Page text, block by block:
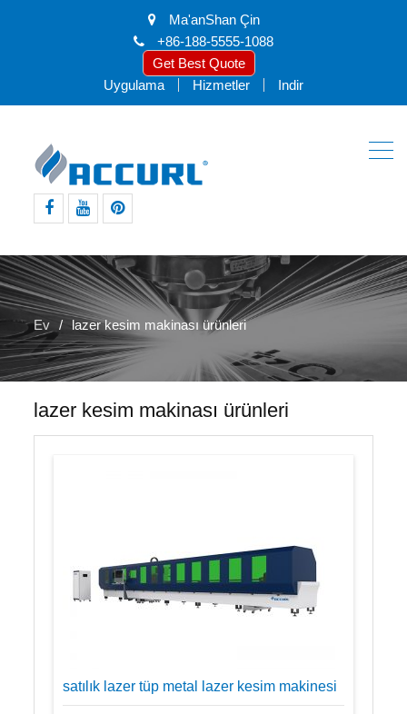
Ma'anShan Çin
+86-188-5555-1088
Get Best Quote
Uygulama
Hizmetler Indir
Ev lazer kesim makinası ürünleri
lazer kesim makinası ürünleri
satılık lazer tüp metal lazer kesim makinesi